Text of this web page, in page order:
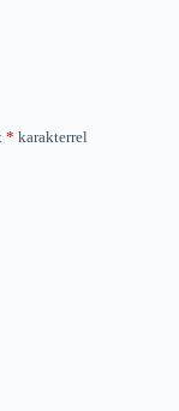
* karakterrel